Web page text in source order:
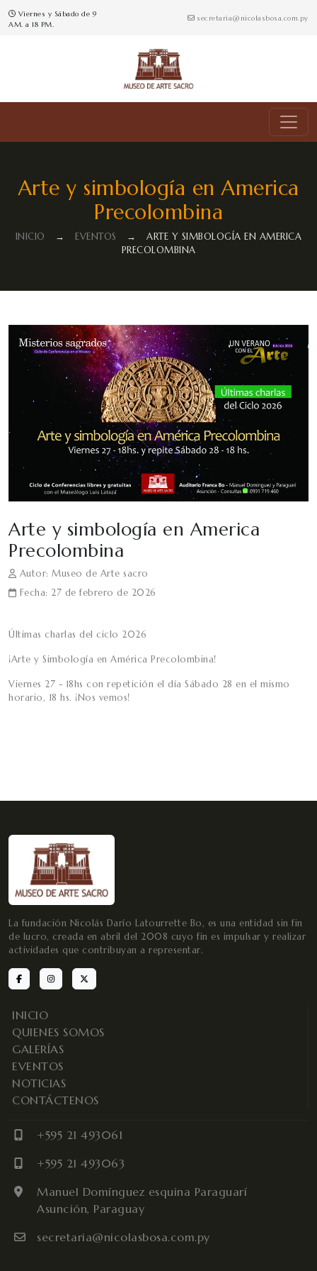
Viernes y Sábado de 9
AM. a 18 PM.
secretaria@nicolasbosa.com.py
Arte y simbología en America
Precolombina
INICIO → EVENTOS →
ARTE Y SIMBOLOGÍA EN AMERICA
PRECOLOMBINA
Arte y simbología en America
Precolombina
Autor: Museo de Arte sacro
Fecha: 27 de febrero de 2026
Últimas charlas del ciclo 2026
¡Arte y Simbología en América Precolombina!
Viernes 27 - 18hs con repetición el día Sábado 28 en el mismo
horario, 18 hs. ¡Nos vemos!
La fundación Nicolás Darío Latourrette Bo, es una entidad sin fin
de lucro, creada en abril del 2008 cuyo fin es impulsar y realizar
actividades que contribuyan a representar.
INICIO
QUIENES SOMOS
GALERÍAS
EVENTOS
NOTICIAS
CONTÁCTENOS
+595 21 493061
+595 21 493063
Manuel Domínguez esquina Paraguarí
Asunción, Paraguay
secretaria@nicolasbosa.com.py